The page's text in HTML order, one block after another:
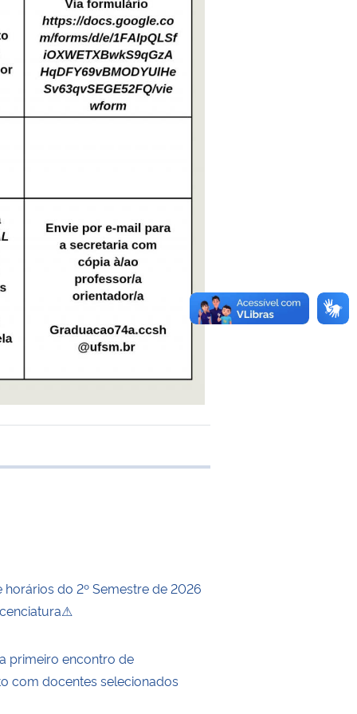
transferência
do 2º Semestre de 2026
primeiro encontro de
com docentes selecionados